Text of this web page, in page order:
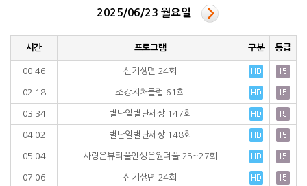
2025/06/23 월요일
시간 프로그램 구분 등급
00:46 신기생뎐 24회
02:18 조강지처클럽 61회
03:34 별난일별난세상 147회
04:02 별난일별난세상 148회
05:04 사랑은뷰티풀인생은원더풀 25~27회
07:06 신기생뎐 24회